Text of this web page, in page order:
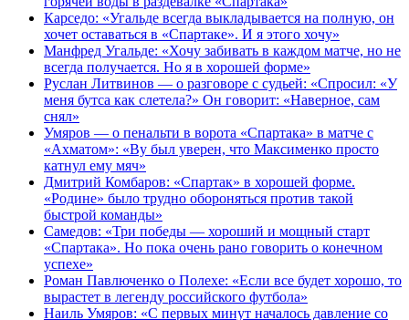
Карседо: «Угальде всегда выкладывается на полную, он
хочет оставаться в «Спартаке». И я этого хочу»
Манфред Угальде: «Хочу забивать в каждом матче, но не
всегда получается. Но я в хорошей форме»
Руслан Литвинов — о разговоре с судьей: «Спросил: «У
меня бутса как слетела?» Он говорит: «Наверное, сам
снял»
Умяров — о пенальти в ворота «Спартака» в матче с
«Ахматом»: «Ву был уверен, что Максименко просто
катнул ему мяч»
Дмитрий Комбаров: «Спартак» в хорошей форме.
«Родине» было трудно обороняться против такой
быстрой команды»
Самедов: «Три победы — хороший и мощный старт
«Спартака». Но пока очень рано говорить о конечном
успехе»
Роман Павлюченко о Полехе: «Если все будет хорошо, то
вырастет в легенду российского футбола»
Наиль Умяров: «С первых минут началось давление со